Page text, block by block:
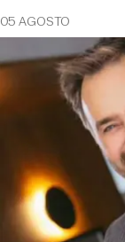
05 AGOSTO